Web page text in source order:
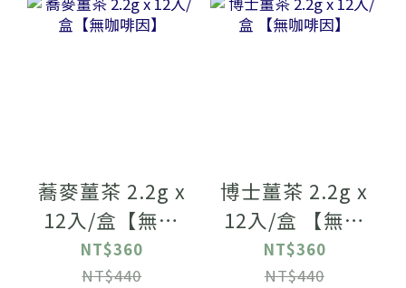
蕎麥薑茶 2.2g x
12入/盒【無咖
啡因】
NT$360
NT$440
博士薑茶 2.2g x
12入/盒 【無咖
啡因】
NT$360
NT$440